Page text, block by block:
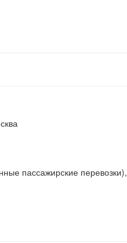
пассажирские перевозки),